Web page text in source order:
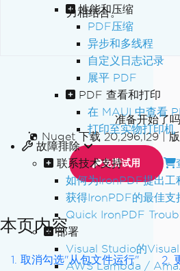
性能和压缩
PDF压缩
异步和多线程
自定义日志记录
展平 PDF
PDF 查看和打印
在 MAUI 中查看
打印至实物打印机
故障排除
联系技术支持
如何为IronPDF提出工
获得IronPDF的最佳支
Quick IronPDF
部署
Visual Studio的
AWS Lambda /
力相结合。
准备开始了
Nuget 下载 20,296,129|
免费试用
本页内容
1. 取消勾选"从包文件运行" 2.